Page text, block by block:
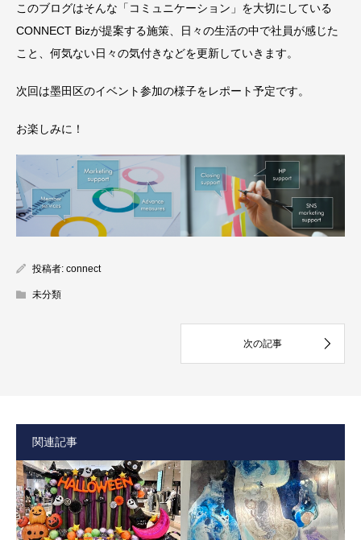
このブログはそんな「コミュニケーション」を大切にしている
CONNECT Bizが提案する施策、日々の生活の中で社員が感じた
こと、何気ない日々の気付きなどを更新していきます。
次回は墨田区のイベント参加の様子をレポート予定です。
お楽しみに！
投稿者: connect
未分類
関連記事